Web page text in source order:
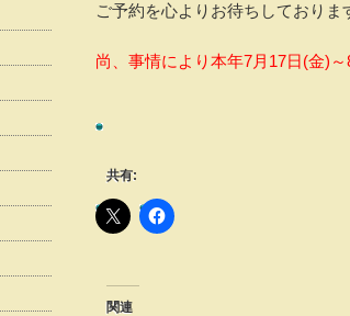
ご予約を心よりお待ちしておりま
尚、事情により本年7月17日(金)～
共有:
関連